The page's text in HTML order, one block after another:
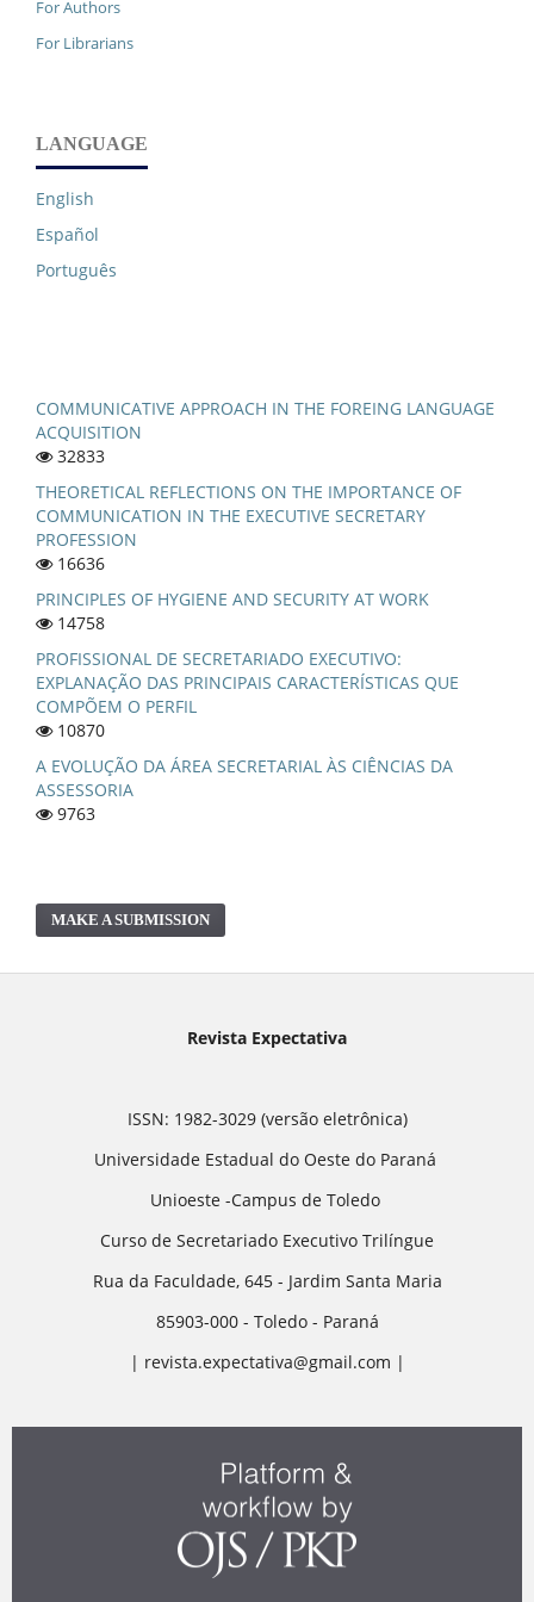
For Authors
For Librarians
LANGUAGE
English
Español
Português
COMMUNICATIVE APPROACH IN THE FOREING LANGUAGE
ACQUISITION
32833
THEORETICAL REFLECTIONS ON THE IMPORTANCE OF
COMMUNICATION IN THE EXECUTIVE SECRETARY
PROFESSION
16636
PRINCIPLES OF HYGIENE AND SECURITY AT WORK
14758
PROFISSIONAL DE SECRETARIADO EXECUTIVO:
EXPLANAÇÃO DAS PRINCIPAIS CARACTERÍSTICAS QUE
COMPÕEM O PERFIL
10870
A EVOLUÇÃO DA ÁREA SECRETARIAL ÀS CIÊNCIAS DA
ASSESSORIA
9763
MAKE A SUBMISSION
Revista Expectativa
ISSN: 1982-3029 (versão eletrônica)
Universidade Estadual do Oeste do Paraná
Unioeste -Campus de Toledo
Curso de Secretariado Executivo Trilíngue
Rua da Faculdade, 645 - Jardim Santa Maria
85903-000 - Toledo - Paraná
| revista.expectativa@gmail.com |